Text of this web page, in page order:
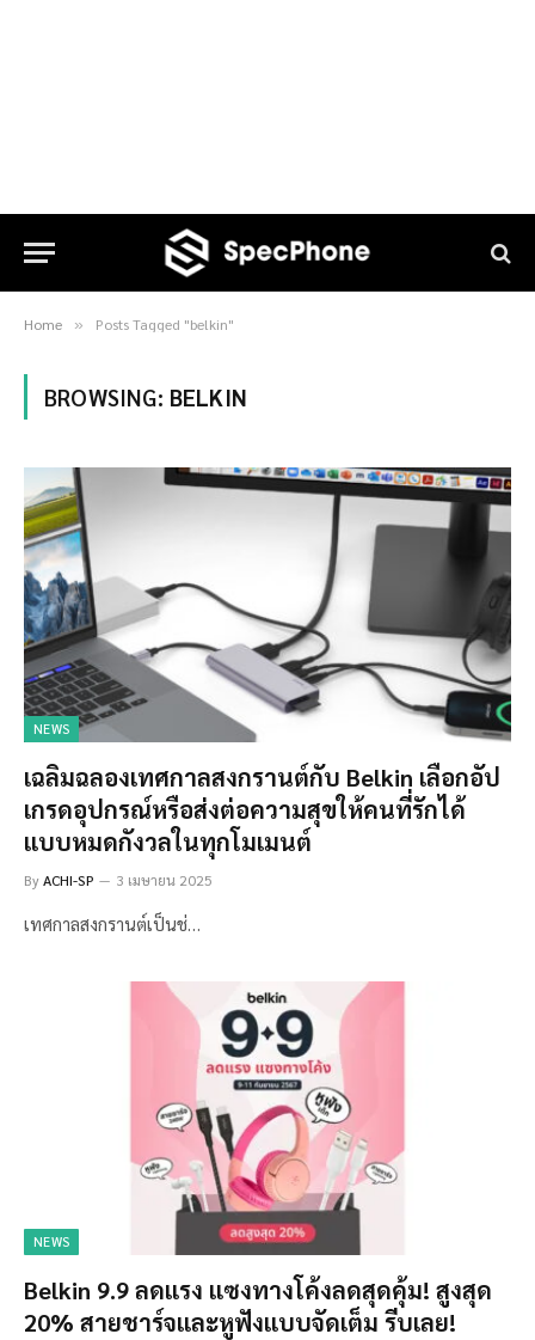
Home » Posts Tagged "belkin"
BROWSING: BELKIN
NEWS
เฉลิมฉลองเทศกาลสงกรานต์กับ Belkin เลือกอัป
เกรดอุปกรณ์หรือส่งต่อความสุขให้คนที่รักได้
แบบหมดกังวลในทุกโมเมนต์
ByACHI-SP 3 เมษายน 2025
เทศกาลสงกรานต์เป็นช่…
NEWS
Belkin 9.9 ลดแรง แซงทางโค้งลดสุดคุ้ม! สูงสุด
20% สายชาร์จและหูฟังแบบจัดเต็ม รีบเลย!